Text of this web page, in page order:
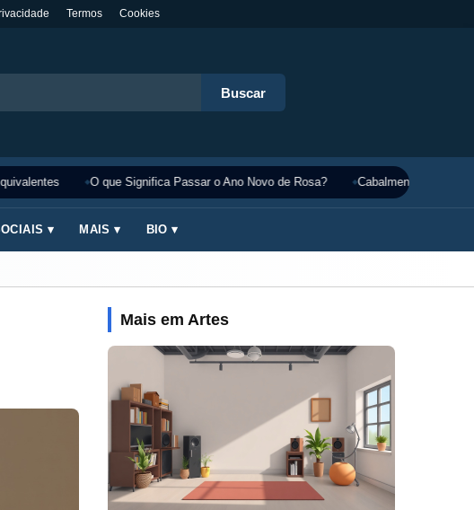
Termos Cookies
Buscar
O que Significa Passar o Ano Novo de Rosa? Cabalmente
▾ MAIS ▾ BIO ▾
Mais em Artes